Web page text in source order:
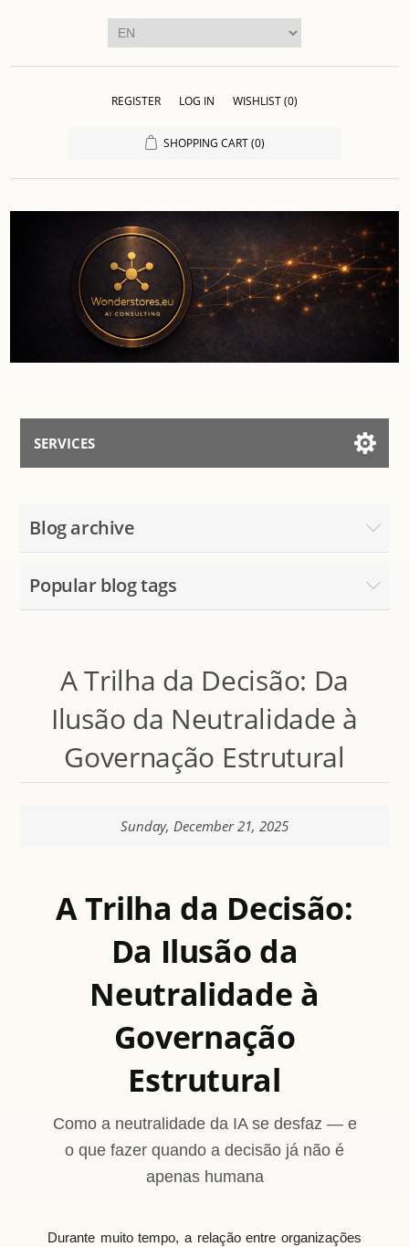
REGISTER LOG IN WISHLIST(0)
SHOPPING CART (0)
SERVICES
Talk to the Assistant
Blog archive
Popular blog tags
A Trilha da Decisão: Da
Ilusão da Neutralidade à
Governação Estrutural
Sunday, December 21, 2025
A Trilha da Decisão:
Da Ilusão da
Neutralidade à
Governação
Estrutural
Como a neutralidade da IA se desfaz — e
o que fazer quando a decisão já não é
apenas humana
Durante muito tempo, a relação entre organizações